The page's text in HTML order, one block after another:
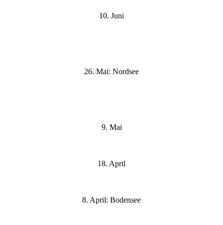
10. Juni
26. Mai: Nordsee
9. Mai
18. April
8. April: Bodensee